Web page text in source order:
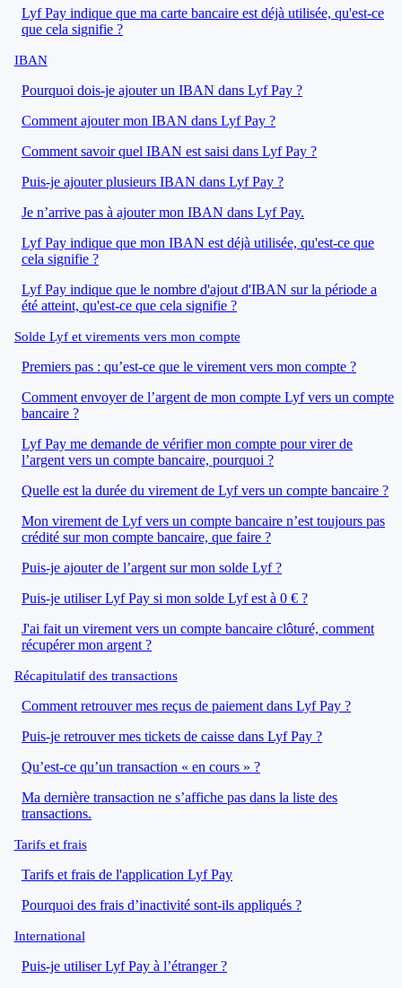
Lyf Pay indique que ma carte bancaire est déjà utilisée, qu'est-ce
que cela signifie ?
IBAN
Pourquoi dois-je ajouter un IBAN dans Lyf Pay ?
Comment ajouter mon IBAN dans Lyf Pay ?
Comment savoir quel IBAN est saisi dans Lyf Pay ?
Puis-je ajouter plusieurs IBAN dans Lyf Pay ?
Je n’arrive pas à ajouter mon IBAN dans Lyf Pay.
Lyf Pay indique que mon IBAN est déjà utilisée, qu'est-ce que
cela signifie ?
Lyf Pay indique que le nombre d'ajout d'IBAN sur la période a
été atteint, qu'est-ce que cela signifie ?
Solde Lyf et virements vers mon compte
Premiers pas : qu’est-ce que le virement vers mon compte ?
Comment envoyer de l’argent de mon compte Lyf vers un compte
bancaire ?
Lyf Pay me demande de vérifier mon compte pour virer de
l’argent vers un compte bancaire, pourquoi ?
Quelle est la durée du virement de Lyf vers un compte bancaire ?
Mon virement de Lyf vers un compte bancaire n’est toujours pas
crédité sur mon compte bancaire, que faire ?
Puis-je ajouter de l’argent sur mon solde Lyf ?
Puis-je utiliser Lyf Pay si mon solde Lyf est à 0 € ?
J'ai fait un virement vers un compte bancaire clôturé, comment
récupérer mon argent ?
Récapitulatif des transactions
Comment retrouver mes reçus de paiement dans Lyf Pay ?
Puis-je retrouver mes tickets de caisse dans Lyf Pay ?
Qu’est-ce qu’un transaction « en cours » ?
Ma dernière transaction ne s’affiche pas dans la liste des
transactions.
Tarifs et frais
Tarifs et frais de l'application Lyf Pay
Pourquoi des frais d’inactivité sont-ils appliqués ?
International
Puis-je utiliser Lyf Pay à l’étranger ?